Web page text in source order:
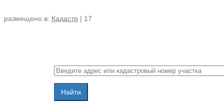
размещено в: Кадастр | 17